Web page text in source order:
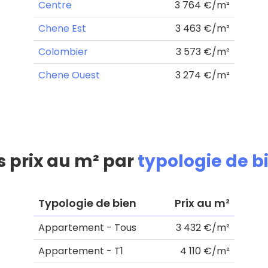
Centre
3 764 €/m²
Chene Est
3 463 €/m²
Colombier
3 573 €/m²
Chene Ouest
3 274 €/m²
prix au m² partypologie de
Typologie de bien Prix au m²
Appartement - Tous
3 432 €/m²
Appartement - T1
4 110 €/m²